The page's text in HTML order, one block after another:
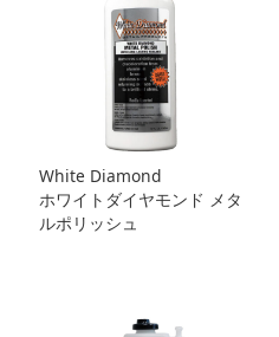
White Diamond
ホワイトダイヤモンド メタ
ルポリッシュ